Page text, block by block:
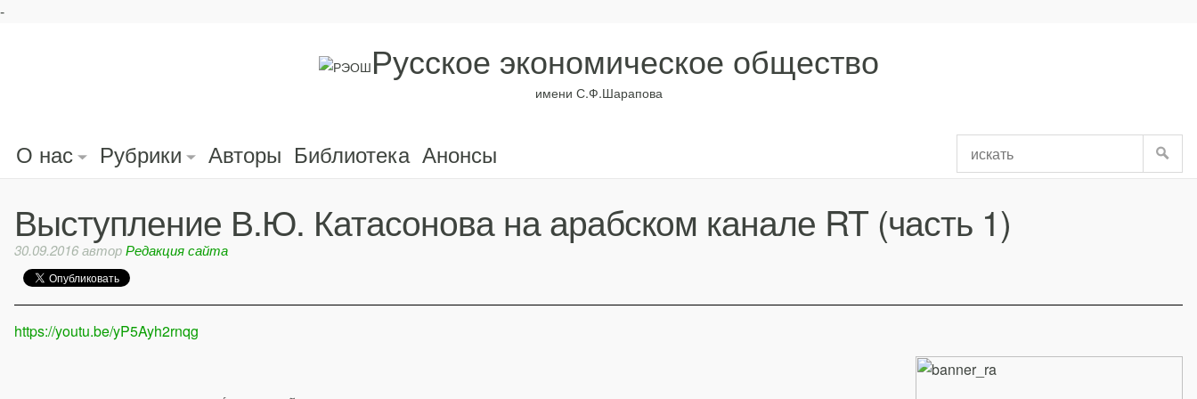
-
Русское экономическое общество
имени С.Ф.Шарапова
О нас Рубрики Авторы Библиотека Анонсы
Выступление В.Ю. Катасонова на арабском канале RT (часть 1)
30.09.2016авторРедакция сайта
https://youtu.be/yP5Ayh2rnqg